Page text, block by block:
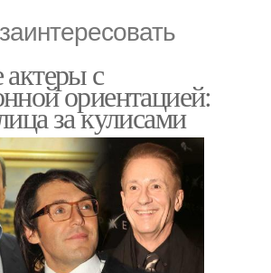
с
ориентацией:
за кулисами